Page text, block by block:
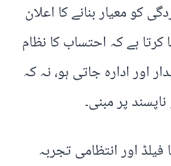
کو معیار بنانے کا اعلان
کرتا ہے کہ احتساب کا نظام
اور ادارہ جاتی ہو، نہ کہ
پر مبنی۔
فیلڈ اور انتظامی تجربہ